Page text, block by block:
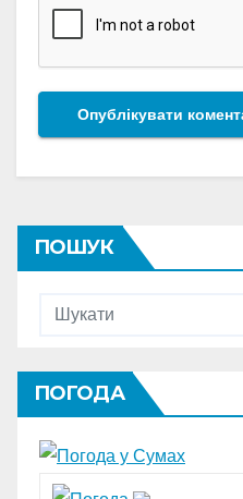
ПОШУК
ПОГОДА